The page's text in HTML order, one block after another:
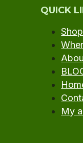
QUICK
Shop
My